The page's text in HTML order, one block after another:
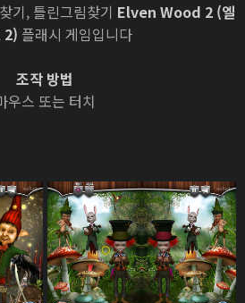
기, 틀린그림찾기 Elven Wood 2 (엘
2) 플래시 게임입니다
조작 방법
우스 또는 터치